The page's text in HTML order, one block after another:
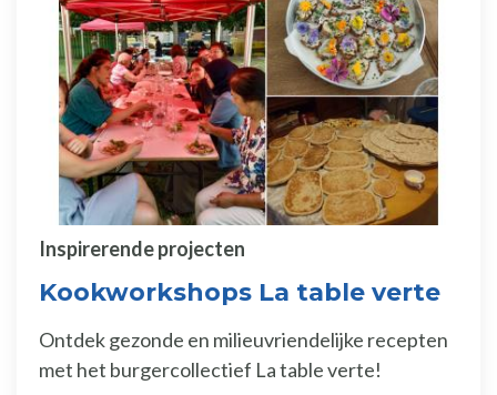
Kookworkshops La table verte
Inspirerende projecten
Ontdek gezonde en milieuvriendelijke recepten
met het burgercollectief La table verte!